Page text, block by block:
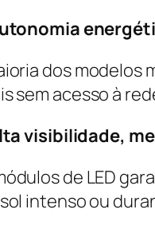
dos modelos
sem acesso à
visibilidade,
de LED
intenso ou